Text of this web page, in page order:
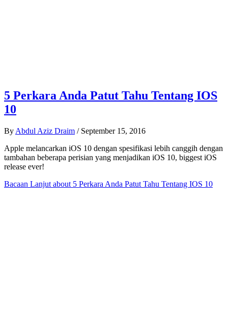
5 Perkara Anda Patut Tahu Tentang IOS
10
By Abdul Aziz Draim / September 15, 2016
Apple melancarkan iOS 10 dengan spesifikasi lebih canggih dengan
tambahan beberapa perisian yang menjadikan iOS 10, biggest iOS
release ever!
Bacaan Lanjut about 5 Perkara Anda Patut Tahu Tentang IOS 10